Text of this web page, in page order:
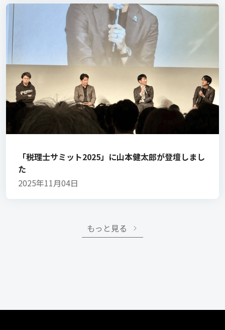
「税理士サミット2025」に山本健太郎が登壇しまし
た
2025年11月04日
もっと見る